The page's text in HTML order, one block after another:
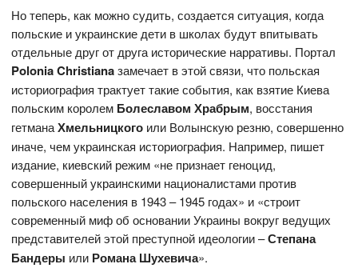
Но теперь, как можно судить, создается ситуация, когда
польские и украинские дети в школах будут впитывать
отдельные друг от друга исторические нарративы. Портал
PoloniaChristianaзамечает в этой связи, что польская
историография трактует такие события, как взятие Киева
польским королем Болеславом Храбрым, восстания
гетманаХмельницкого или Волынскую резню, совершенно
иначе, чем украинская историография. Например, пишет
издание, киевский режим «не признает геноцид,
совершенный украинскими националистами против
польского населения в 1943 – 1945 годах» и «строит
современный миф об основании Украины вокруг ведущих
представителей этой преступной идеологии –Степана
Бандеры или Романа Шухевича».